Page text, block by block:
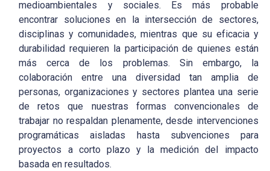
medioambientales y sociales. Es más probable
encontrar soluciones en la intersección de sectores,
disciplinas y comunidades, mientras que su eficacia y
durabilidad requieren la participación de quienes están
más cerca de los problemas. Sin embargo, la
colaboración entre una diversidad tan amplia de
personas, organizaciones y sectores plantea una serie
de retos que nuestras formas convencionales de
trabajar no respaldan plenamente, desde intervenciones
programáticas aisladas hasta subvenciones para
proyectos a corto plazo y la medición del impacto
basada en resultados.